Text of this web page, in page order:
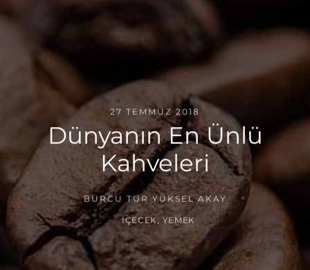
27 TEMMUZ 2018
Dünyanın En Ünlü
Kahveleri
BURCU TUR YÜKSEL AKAY
İÇECEK YEMEK